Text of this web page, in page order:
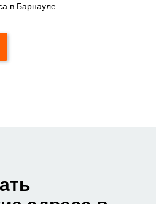
в Барнауле.